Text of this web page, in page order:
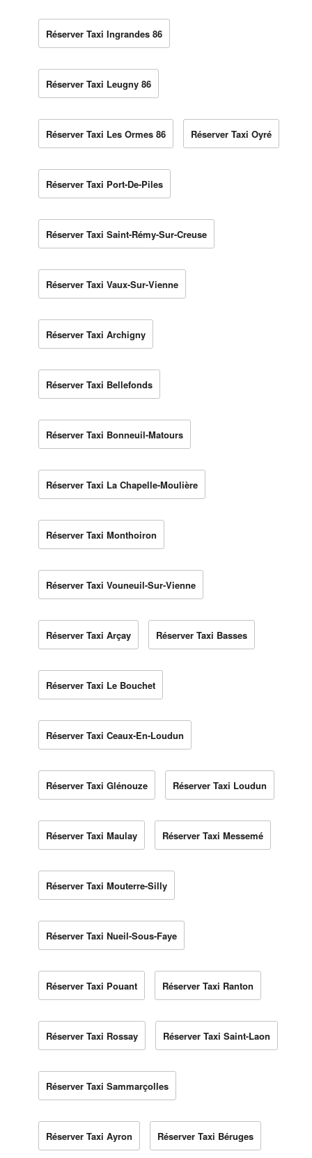
Réserver Taxi Ingrandes 86
Réserver Taxi Leugny 86
Réserver Taxi Les Ormes 86 Réserver Taxi Oyré
Réserver Taxi Port-De-Piles
Réserver Taxi Saint-Rémy-Sur-Creuse
Réserver Taxi Vaux-Sur-Vienne
Réserver Taxi Archigny
Réserver Taxi Bellefonds
Réserver Taxi Bonneuil-Matours
Réserver Taxi La Chapelle-Moulière
Réserver Taxi Monthoiron
Réserver Taxi Vouneuil-Sur-Vienne
Réserver Taxi Arçay Réserver Taxi Basses
Réserver Taxi Le Bouchet
Réserver Taxi Ceaux-En-Loudun
Réserver Taxi Glénouze Réserver Taxi Loudun
Réserver Taxi Maulay Réserver Taxi Messemé
Réserver Taxi Mouterre-Silly
Réserver Taxi Nueil-Sous-Faye
Réserver Taxi Pouant Réserver Taxi Ranton
Réserver Taxi Rossay Réserver Taxi Saint-Laon
Réserver Taxi Sammarçolles
Réserver Taxi Ayron Réserver Taxi Béruges